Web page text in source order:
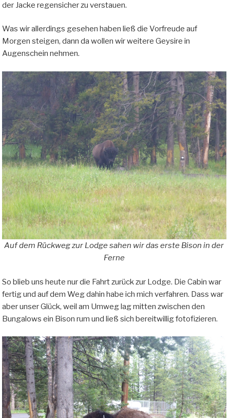
der Jacke regensicher zu verstauen.
Was wir allerdings gesehen haben ließ die Vorfreude auf
Morgen steigen, dann da wollen wir weitere Geysire in
Augenschein nehmen.
Auf dem Rückweg zur Lodge sahen wir das erste Bison in der
Ferne
So blieb uns heute nur die Fahrt zurück zur Lodge. Die Cabin war
fertig und auf dem Weg dahin habe ich mich verfahren. Dass war
aber unser Glück, weil am Umweg lag mitten zwischen den
Bungalows ein Bison rum und ließ sich bereitwillig fotofizieren.